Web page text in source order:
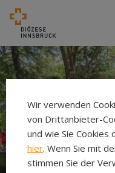
Wir verwenden
von Drittanbieter-
und wie Sie Cookies
hier. Wenn Sie mit
stimmen Sie der